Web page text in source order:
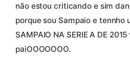
não estou criticando e sim
porque sou Sampaio e tennho
SAMPAIO NA SERIE A DE
paiOOOOOOO.